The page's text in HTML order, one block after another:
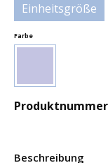
Einheitsgröße
(Diese
Farbeauswählen
Beschreibung